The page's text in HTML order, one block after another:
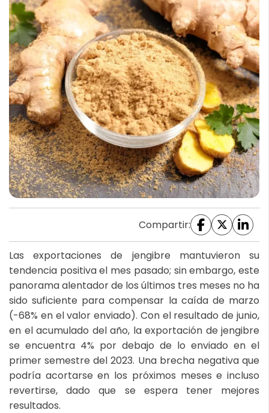
Compartir:
Las exportaciones de jengibre mantuvieron su
tendencia positiva el mes pasado; sin embargo, este
panorama alentador de los últimos tres meses no ha
sido suficiente para compensar la caída de marzo
(-68% en el valor enviado). Con el resultado de junio,
en el acumulado del año, la exportación de jengibre
se encuentra 4% por debajo de lo enviado en el
primer semestre del 2023. Una brecha negativa que
podría acortarse en los próximos meses e incluso
revertirse, dado que se espera tener mejores
resultados.